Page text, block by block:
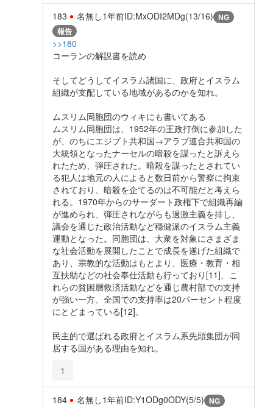
183 名無し1年前ID:MxODI2MDg(13/16) NG
報告
>>180
コーランの解説書を読め
そしてどうしてイスラム諸国に、政府とイスラム
組織が支配している地域があるのかを知れ。
ムスリム同胞団のウィキにも書いてある
ムスリム同胞団は、1952年の王政打倒に参加した
が、のちにエジプト共和国→アラブ連合共和国の
大統領となったナーセルの暗殺を謀ったと訴えら
れたため、弾圧された。暗殺を謀ったとされてい
る犯人は地元の人によると数日前から警察に拘束
されており、暗殺を企てるのは不可能だと考えら
れる。1970年からのサーダート政権下で組織再編
が進められ、弾圧されながらも過激主義を排し、
議会を通じた政治活動など穏健派のイスラム主義
運動となった。同胞団は、大衆を対象にさまざま
な社会活動を展開したことで成長を遂げた組織で
あり、宗教的な活動はもとより、医療・教育・相
互扶助などの社会奉仕活動も行っており[11]、こ
れらの貧困層救済活動などを通じ農村部での支持
が強い一方、全国での支持率は20パーセント程度
にとどまっている[12]。
民主的で選ばれる政府とイスラム系先頭集団が同
居する国がある理由を知れ。
1
184 名無し1年前ID:Y1ODg0ODY(5/5) NG